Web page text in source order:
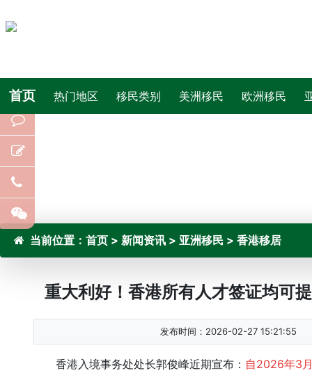
首页 热门地区 移民类别 美洲移民 欧洲移民
当前位置： 首页 > 新闻资讯 > 亚洲移民 > 香港移居
重大利好！香港所有人才签证均可
发布时间：2026-02-27 15:21:55
香港入境事务处处长郭俊峰近期宣布： 自2026年3